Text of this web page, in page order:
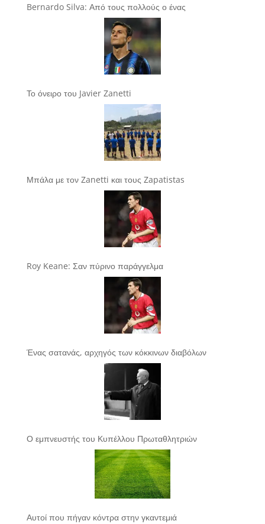
Bernardo Silva: Από τους πολλούς ο ένας
Το όνειρο του Javier Zanetti
Μπάλα με τον Zanetti και τους Zapatistas
Roy Keane: Σαν πύρινο παράγγελμα
Ένας σατανάς, αρχηγός των κόκκινων διαβόλων
Ο εμπνευστής του Κυπέλλου Πρωταθλητριών
Αυτοί που πήγαν κόντρα στην γκαντεμιά